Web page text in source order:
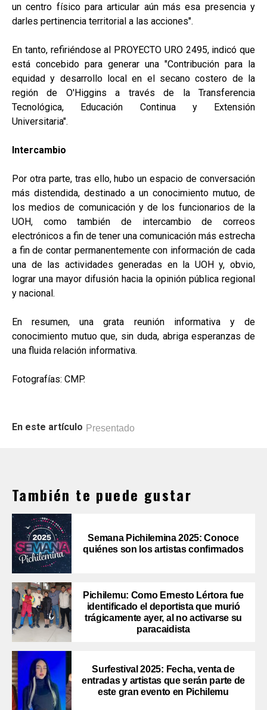
un centro físico para articular aún más esa presencia y
darles pertinencia territorial a las acciones".
En tanto, refiriéndose al PROYECTO URO 2495, indicó que
está concebido para generar una "Contribución para la
equidad y desarrollo local en el secano costero de la
región de O'Higgins a través de la Transferencia
Tecnológica, Educación Continua y Extensión
Universitaria".
Intercambio
Por otra parte, tras ello, hubo un espacio de conversación
más distendida, destinado a un conocimiento mutuo, de
los medios de comunicación y de los funcionarios de la
UOH, como también de intercambio de correos
electrónicos a fin de tener una comunicación más estrecha
a fin de contar permanentemente con información de cada
una de las actividades generadas en la UOH y, obvio,
lograr una mayor difusión hacia la opinión pública regional
y nacional.
En resumen, una grata reunión informativa y de
conocimiento mutuo que, sin duda, abriga esperanzas de
una fluida relación informativa.
Fotografías: CMP.
En este artículo Presentado
También te puede gustar
Semana Pichilemina 2025: Conoce
quiénes son los artistas confirmados
Pichilemu: Como Ernesto Lértora fue
identificado el deportista que murió
trágicamente ayer, al no activarse su
paracaidista
Surfestival 2025: Fecha, venta de
entradas y artistas que serán parte de
este gran evento en Pichilemu